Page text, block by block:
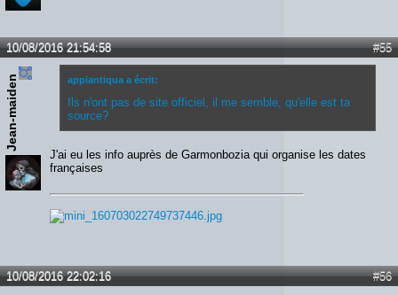
#55
10/08/2016 21:54:58
Jean-maiden appiantiqua a écrit:
Ils n'ont pas de site officiel, il me semble, qu'elle est ta
source?
J'ai eu les info auprès de Garmonbozia qui organise les dates
françaises
#56
10/08/2016 22:02:16